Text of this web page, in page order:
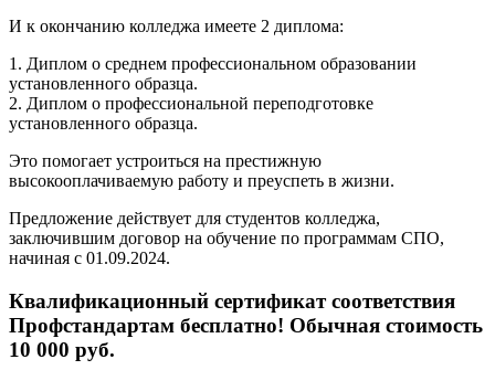
И к окончанию колледжа имеете 2 диплома:
1. Диплом о среднем профессиональном образовании
установленного образца.
2. Диплом о профессиональной переподготовке
установленного образца.
Это помогает устроиться на престижную
высокооплачиваемую работу и преуспеть в жизни.
Предложение действует для студентов колледжа,
заключившим договор на обучение по программам СПО,
начиная с 01.09.2024.
Квалификационный сертификат соответствия
Профстандартам бесплатно! Обычная стоимость
10 000 руб.